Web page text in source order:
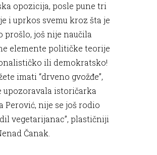
opozicija, posle pune tri
i uprkos svemu kroz šta je
prošlo, još nije naučila
elemente političke teorije
ili demokratsko!
imati “drveno gvožđe”,
upozoravala istoričarka
Perović, nije se još rodio
vegetarijanac”, plastičniji
Čanak.